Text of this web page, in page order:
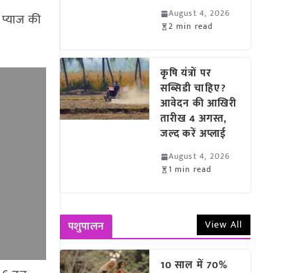
की
August 4, 2026
2 min read
कृषि यंत्रों पर
सब्सिडी चाहिए?
आवेदन की आखिरी
तारीख 4 अगस्त,
जल्द करें अप्लाई
August 4, 2026
1 min read
पशुपालन View All
10 साल में 70%